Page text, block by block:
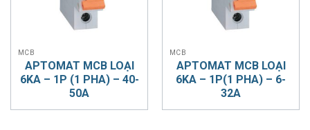
MCB
APTOMAT MCB LOẠI
6KA – 1P (1 PHA) – 40-
50A
MCB
APTOMAT MCB LOẠI
6KA – 1P(1 PHA) – 6-
32A